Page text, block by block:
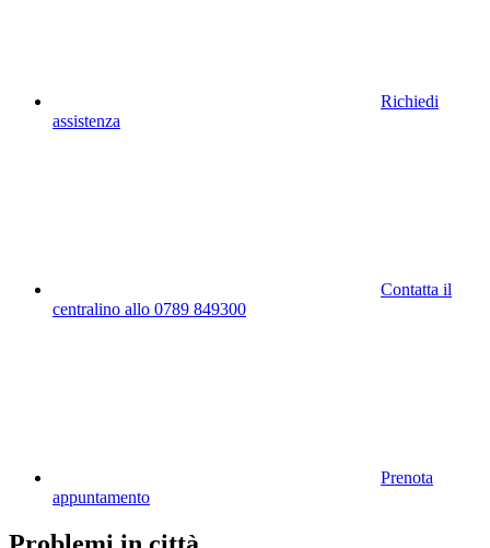
Richiedi
assistenza
Contatta il
centralino allo 0789 849300
Prenota
appuntamento